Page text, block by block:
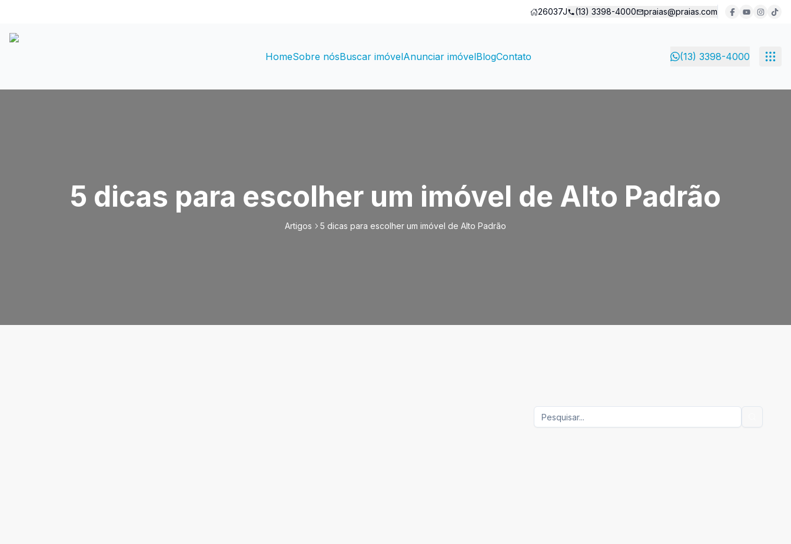
26037J (13) 3398-4000 praias@praias.com
HomeSobre nósBuscar imóvelAnunciar imóvelBlogContato (13) 3398-4000
5 dicas para escolher um imóvel de Alto Padrão
Artigos 5 dicas para escolher um imóvel de Alto Padrão